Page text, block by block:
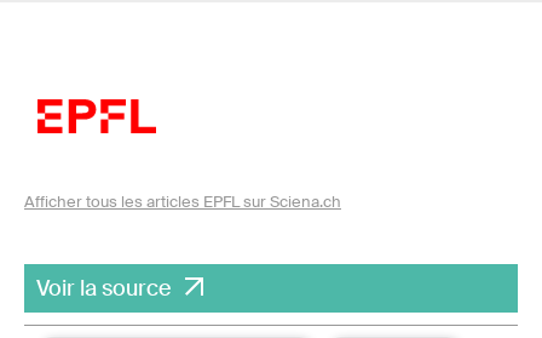
Afficher tous les articles EPFL sur Sciena.ch
Voir la source